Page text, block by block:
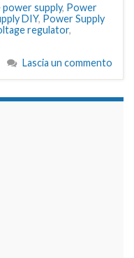
supply, Power
DIY, Power Supply
regulator,
Lascia un commento